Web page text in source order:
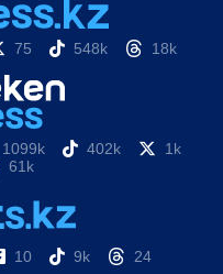
75 548k 18k
1099k 402k
1k
61k
10 9k 24